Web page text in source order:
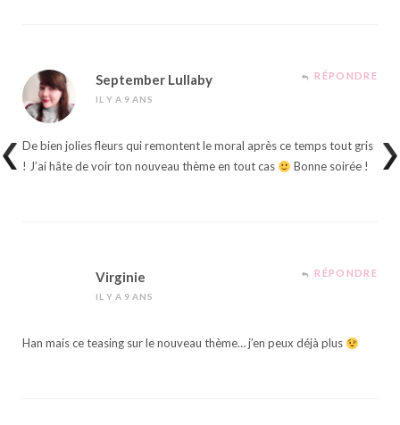
September Lullaby
IL Y A 9 ANS
RÉPONDRE
De bien jolies fleurs qui remontent le moral après ce temps tout gris
! J’ai hâte de voir ton nouveau thème en tout cas
Bonne soirée !
Virginie
IL Y A 9 ANS
RÉPONDRE
Han mais ce teasing sur le nouveau thème… j’en peux déjà plus